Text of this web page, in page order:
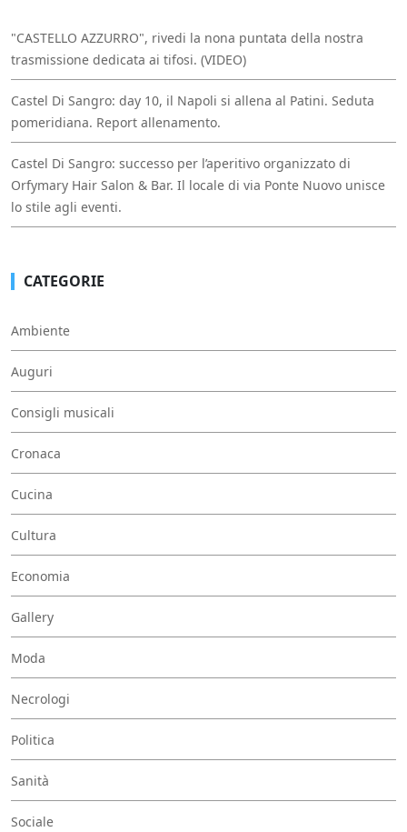
"CASTELLO AZZURRO", rivedi la nona puntata della nostra
trasmissione dedicata ai tifosi. (VIDEO)
Castel Di Sangro: day 10, il Napoli si allena al Patini. Seduta
pomeridiana. Report allenamento.
Castel Di Sangro: successo per l’aperitivo organizzato di
Orfymary Hair Salon & Bar. Il locale di via Ponte Nuovo unisce
lo stile agli eventi.
CATEGORIE
Ambiente
Auguri
Consigli musicali
Cronaca
Cucina
Cultura
Economia
Gallery
Moda
Necrologi
Politica
Sanità
Sociale